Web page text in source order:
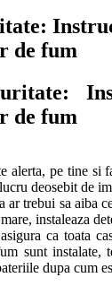
de fum
de fum
alerta, pe tine si
deosebit de
ar trebui sa aiba
instaleaza
ca toata
sunt instalate,
dupa cum